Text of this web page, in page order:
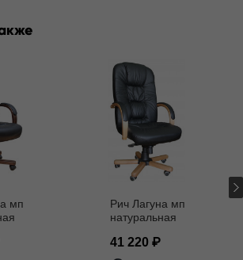
мп
Рич Лагуна мп
натуральная
черный/бук
41 220